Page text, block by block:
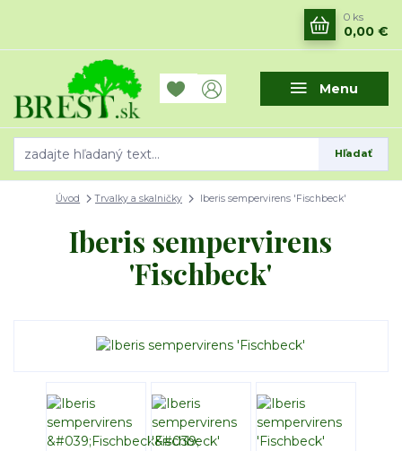
Menu
Hľadať
0 ks
0,00 €
Úvod Trvalky a skalničky Iberis sempervirens 'Fischbeck'
Iberis sempervirens
'Fischbeck'